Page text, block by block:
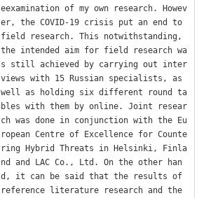
eexamination of my own research. Howev
er, the COVID-19 crisis put an end to
field research. This notwithstanding,
the intended aim for field research wa
s still achieved by carrying out inter
views with 15 Russian specialists, as
well as holding six different round ta
bles with them by online. Joint resear
ch was done in conjunction with the Eu
ropean Centre of Excellence for Counte
ring Hybrid Threats in Helsinki, Finla
nd and LAC Co., Ltd. On the other han
d, it can be said that the results of
reference literature research and the